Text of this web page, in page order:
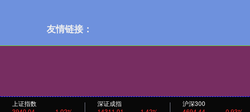
上证指数
深证成指
沪深300
友情链接：